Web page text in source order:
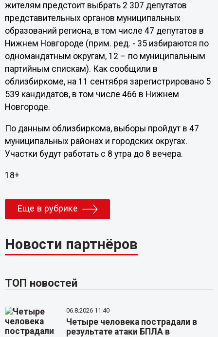
жителям предстоит выбрать 2 307 депутатов
представительных органов муниципальных
образований региона, в том числе 47 депутатов в
Нижнем Новгороде (прим. ред. - 35 избираются по
одномандатным округам, 12 – по муниципальным
партийным спискам). Как сообщили в
облизбиркоме, на 11 сентября зарегистрировано 5
539 кандидатов, в том числе 466 в Нижнем
Новгороде.
По данным облизбиркома, выборы пройдут в 47
муниципальных районах и городских округах.
Участки будут работать с 8 утра до 8 вечера.
18+
Еще в рубрике
Новости партнёров
ТОП новостей
06.8.2026 11:40
Четыре человека пострадали в
результате атаки БПЛА в